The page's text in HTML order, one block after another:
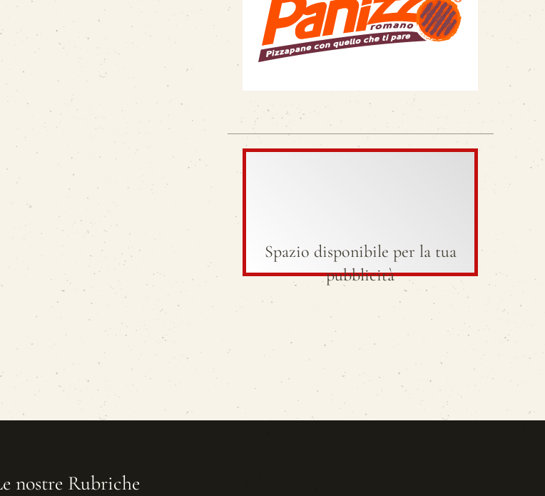
Spazio disponibile per la tua
pubblicità
nostre Rubriche